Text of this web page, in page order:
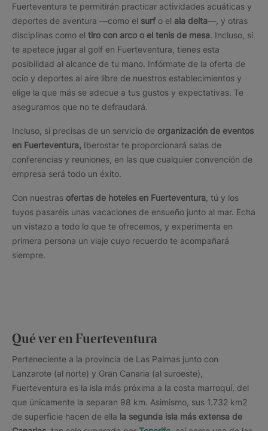
Fuerteventura te permitirán practicar actividades acuáticas y
deportes de aventura —como el surfo el ala delta—, y otras
disciplinas como el tiro con arco o el tenis de mesa. Incluso, si
te apetece jugar al golf en Fuerteventura, tienes esta
posibilidad al alcance de tu mano. Infórmate de la oferta de
ocio y deportes al aire libre de nuestros establecimientos y
elige la que más se adecue a tus gustos y expectativas. Te
aseguramos que no te defraudará.
Incluso, si precisas de un servicio de organización de eventos
en Fuerteventura, Iberostar te proporcionará salas de
conferencias y reuniones, en las que cualquier convención de
empresa será todo un éxito.
Con nuestras ofertas de hoteles en Fuerteventura , tú y los
tuyos pasaréis unas vacaciones de ensueño junto al mar. Echa
un vistazo a todo lo que te ofrecemos, y experimenta en
primera persona un viaje cuyo recuerdo te acompañará
siempre.
Qué ver en Fuerteventura
Perteneciente a la provincia de Las Palmas junto con
Lanzarote (al norte) y Gran Canaria (al suroeste),
Fuerteventura es la isla más próxima a la costa marroquí, del
que únicamente la separan 98 km. Asimismo, sus 1.732 km2
de superficie hacen de ella la segunda isla más extensa de